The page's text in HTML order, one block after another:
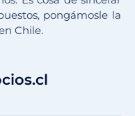
pongámosle la
Chile.